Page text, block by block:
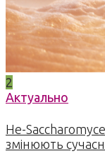
2
Актуально
Не-
змінюють